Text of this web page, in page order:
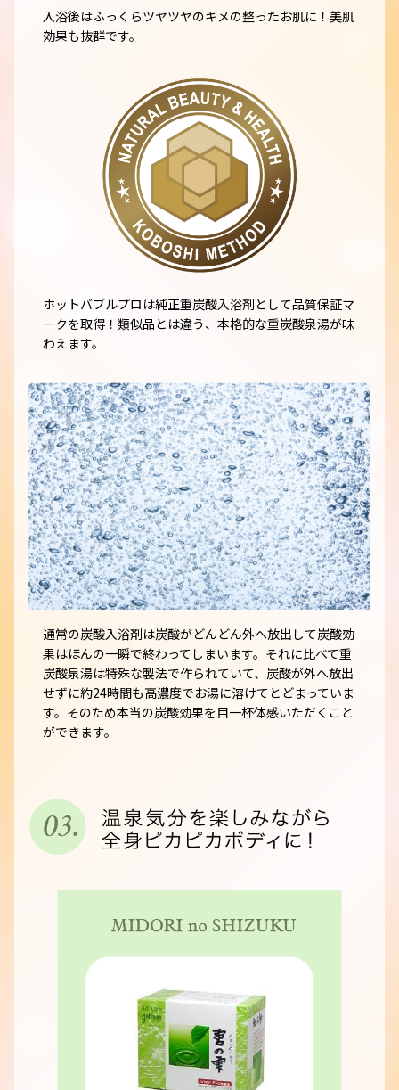
入浴後はふっくらツヤツヤのキメの整ったお肌に！美肌
効果も抜群です。
ホットバブルプロは純正重炭酸入浴剤として品質保証マ
ークを取得！類似品とは違う、本格的な重炭酸泉湯が味
わえます。
通常の炭酸入浴剤は炭酸がどんどん外へ放出して炭酸効
果はほんの一瞬で終わってしまいます。それに比べて重
炭酸泉湯は特殊な製法で作られていて、炭酸が外へ放出
せずに約24時間も高濃度でお湯に溶けてとどまっていま
す。そのため本当の炭酸効果を目一杯体感いただくこと
ができます。